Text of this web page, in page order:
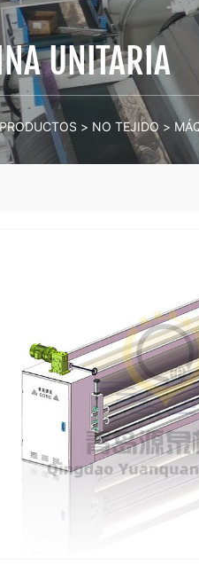
UNITARIA
PRODUCTOS NO TEJIDO